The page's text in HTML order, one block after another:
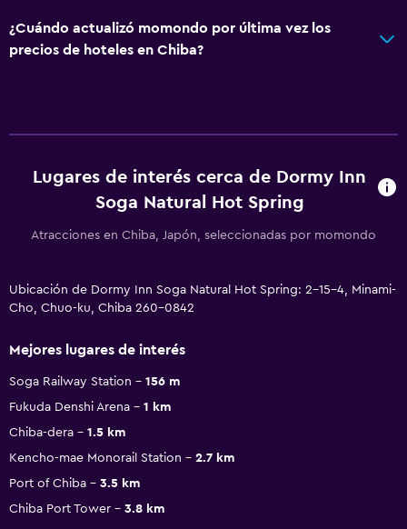
¿Cuándo actualizó momondo por última vez los
precios de hoteles en Chiba?
Lugares de interés cerca de Dormy Inn
Soga Natural Hot Spring
Atracciones en Chiba, Japón, seleccionadas por momondo
Ubicación de Dormy Inn Soga Natural Hot Spring: 2-15-4, Minami-
Cho, Chuo-ku, Chiba 260-0842
Mejores lugares de interés
Soga Railway Station
156 m
Fukuda Denshi Arena
1 km
Chiba-dera
1.5 km
Kencho-mae Monorail Station
2.7 km
Port of Chiba
3.5 km
Chiba Port Tower
3.8 km